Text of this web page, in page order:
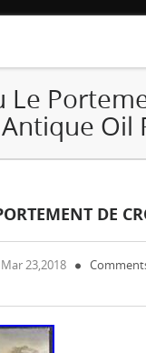
Le
Oil
DE
Mar 23,2018